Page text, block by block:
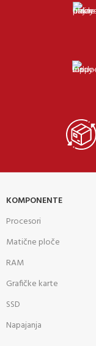
KOMPONENTE
Procesori
Matične ploče
RAM
Grafičke karte
SSD
Napajanja